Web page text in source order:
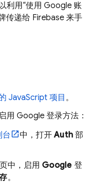
利用“使用 Google 账
传递给 Firebase 来手
JavaScript 项目 。
用 Google 登录方法：
台 中，打开Auth 部
中，启用 Google 登
。